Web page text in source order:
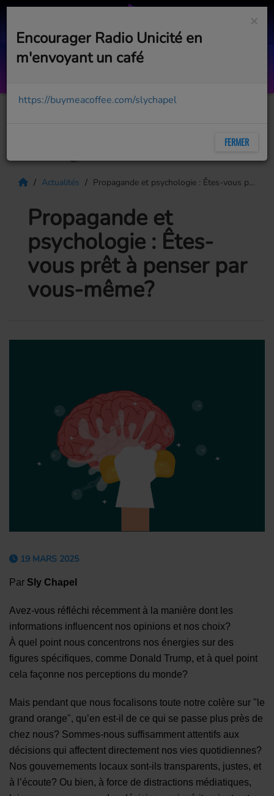
Pub - Havana Resort 2026
Actualités Propagande et psychologie : Êtes-vous prêt à penser par vous-même?
Propagande et
psychologie : Êtes-
vous prêt à penser par
vous-même?
19 MARS 2025
Par Sly Chapel
Avez-vous réfléchi récemment à la manière dont les
informations influencent nos opinions et nos choix?
À quel point nous concentrons nos énergies sur des
figures spécifiques, comme Donald Trump, et à quel point
cela façonne nos perceptions du monde?
Mais pendant que nous focalisons toute notre colère sur "le
grand orange", qu’en est-il de ce qui se passe plus près de
chez nous? Sommes-nous suffisamment attentifs aux
décisions qui affectent directement nos vies quotidiennes?
Nos gouvernements locaux sont-ils transparents, justes, et
à l’écoute? Ou bien, à force de distractions médiatiques,
×
Encourager Radio Unicité en
m'envoyant un café
https://buymeacoffee.com/slychapel
FERMER